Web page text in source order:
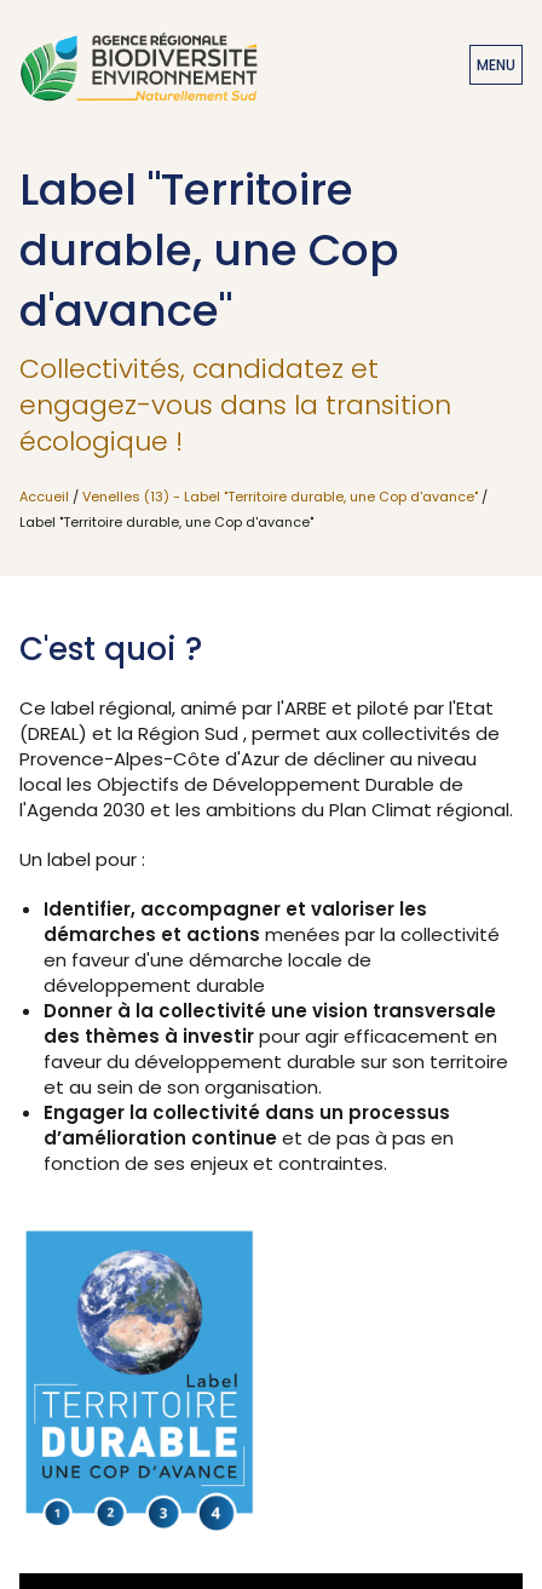
MENU
Label "Territoire
durable, une Cop
d'avance"
Collectivités, candidatez et
engagez-vous dans la transition
écologique !
Accueil /Venelles (13) - Label "Territoire durable, une Cop d'avance" /
Label "Territoire durable, une Cop d'avance"
C'est quoi ?
Ce label régional, animé par l'ARBE et piloté par l'Etat
(DREAL) et la Région Sud , permet aux collectivités de
Provence-Alpes-Côte d'Azurde décliner au niveau
local les Objectifs de Développement Durable de
l'Agenda 2030 et les ambitions du Plan Climat régional.
Un label pour :
Identifier, accompagner et valoriser les
démarches et actions menées par la collectivité
en faveur d'une démarche locale de
développement durable
Donner à la collectivité une vision transversale
des thèmes à investirpour agir efficacement en
faveur du développement durable sur son territoire
et au sein de son organisation.
Engager la collectivité dans un processus
d’amélioration continueet de pas à pas en
fonction de ses enjeux et contraintes.